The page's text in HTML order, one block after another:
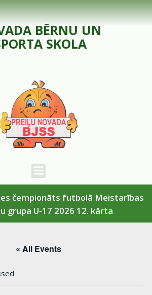
Skip
to
content
BĒRNU UN
SKOLA
čempionāts futbolā Meistarības
grupa U-17 2026 12. kārta
« All Events